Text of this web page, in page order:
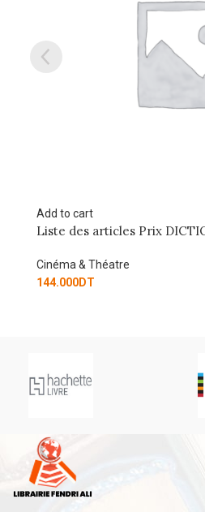
Add to cart
L’ECONOMIE DU
Cinéma & Théatre
62.550DT